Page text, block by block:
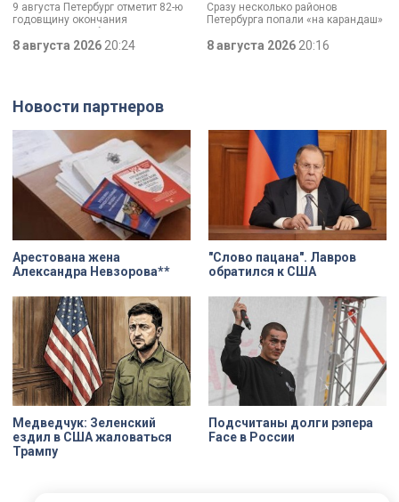
9 августа Петербург отметит 82-ю
годовщину окончания
воинской славы, который был
8 августа 202620:24
Сразу несколько районов
Петербурга попали «на карандаш»
парковкой во дворах. За два
8 августа 202620:16
Новости партнеров
Арестована жена
Александра Невзорова**
"Слово пацана". Лавров
обратился к США
Медведчук: Зеленский
ездил в США жаловаться
Трампу
Подсчитаны долги рэпера
Face в России